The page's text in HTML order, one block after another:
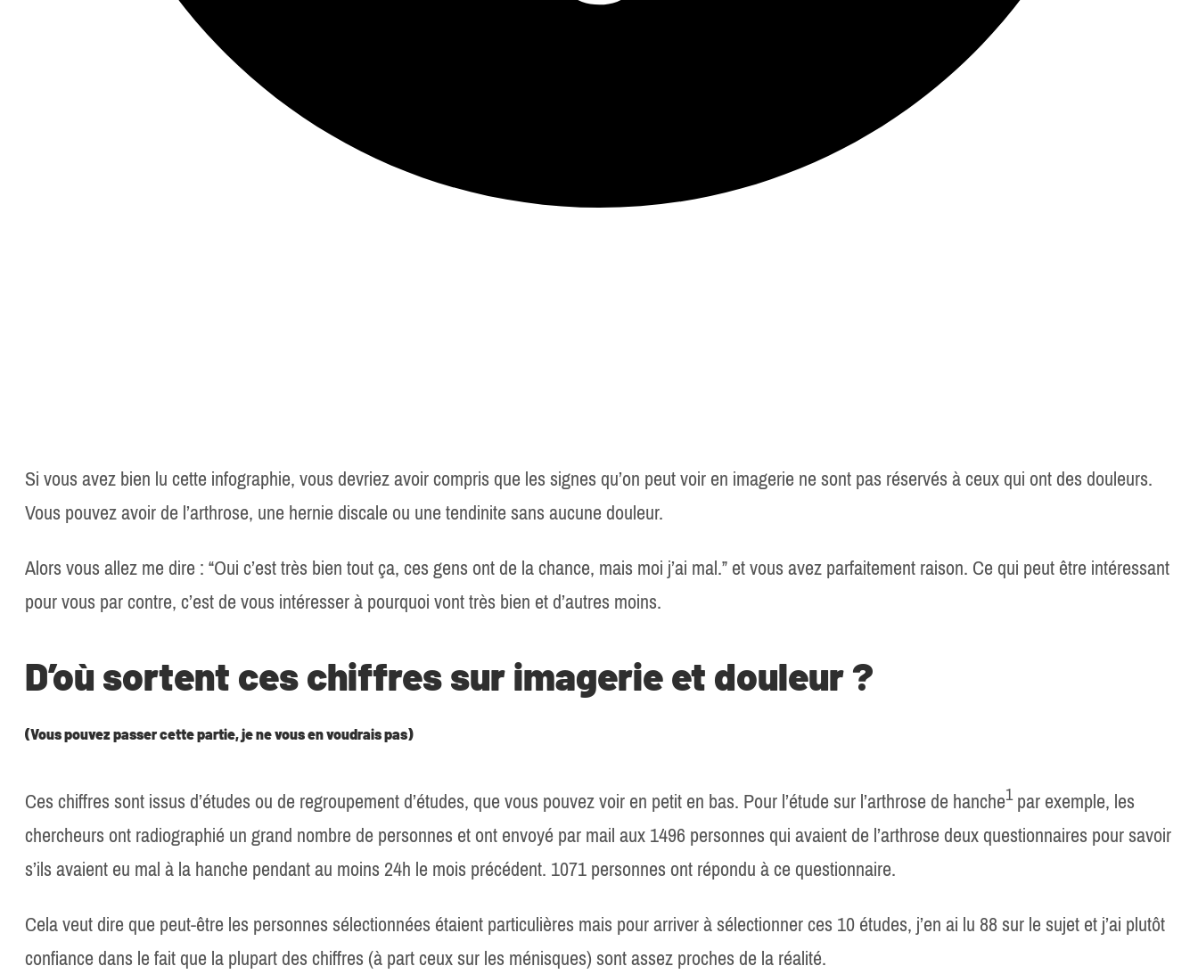
Si vous avez bien lu cette infographie, vous devriez avoir compris que les signes qu’on peut voir en imagerie ne sont pas réservés à ceux qui ont des douleurs.
Vous pouvez avoir de l’arthrose, une hernie discale ou une tendinite sans aucune douleur.
Alors vous allez me dire : “Oui c’est très bien tout ça, ces gens ont de la chance, mais moi j’ai mal.” et vous avez parfaitement raison. Ce qui peut être intéressant
pour vous par contre, c’est de vous intéresser à pourquoi vont très bien et d’autres moins.
D’où sortent ces chiffres sur imagerie et douleur ?
(Vous pouvez passer cette partie, je ne vous en voudrais pas)
Ces chiffres sont issus d’études ou de regroupement d’études, que vous pouvez voir en petit en bas. Pour l’étude sur l’arthrose de hanche​1​par exemple, les
chercheurs ont radiographié un grand nombre de personnes et ont envoyé par mail aux 1496 personnes qui avaient de l’arthrose deux questionnaires pour savoir
s’ils avaient eu mal à la hanche pendant au moins 24h le mois précédent. 1071 personnes ont répondu à ce questionnaire.
Cela veut dire que peut-être les personnes sélectionnées étaient particulières mais pour arriver à sélectionner ces 10 études, j’en ai lu 88 sur le sujet et j’ai plutôt
confiance dans le fait que la plupart des chiffres (à part ceux sur les ménisques) sont assez proches de la réalité.